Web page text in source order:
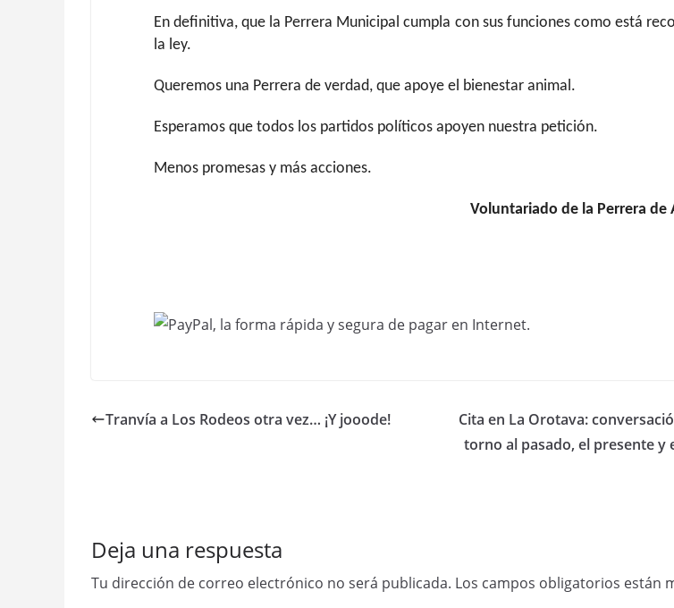
En definitiva, que la Perrera Municipal cumpla con sus funciones como está
la ley.
Queremos una Perrera de verdad, que apoye el bienestar animal.
Esperamos que todos los partidos políticos apoyen nuestra petición.
Menos promesas y más acciones.
Voluntariado de la Perrera de
Tranvía a Los Rodeos otra vez… ¡Y jooode!
Cita en La Orotava:
torno al pasado, el presente y
Deja una respuesta
Tu dirección de correo electrónico no será publicada. Los campos obligatorios están